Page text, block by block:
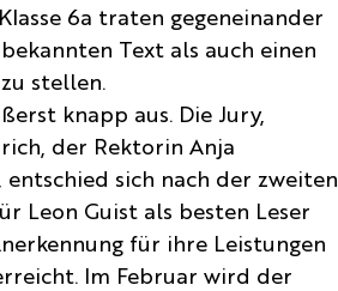
6a traten gegeneinander
Text als auch einen
stellen.
knapp aus. Die Jury,
der Rektorin Anja
sich nach der zweiten
Leon Guist als besten Leser
für ihre Leistungen
Im Februar wird der